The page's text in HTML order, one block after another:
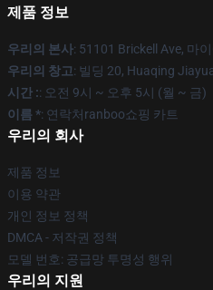
제품 정보
우리의 본사: 51101 Brickell Ave, 마
우리의 창고: 빌딩 20, Huaqing
시간 :: 오전 9시 ~ 오후 5시 (월 ~ 금)
이름 *: 연락처ranboo쇼핑 카트
우리의 회사
제품 정보
이용 약관
개인 정보 정책
DMCA - 저작권 정책
모델 번호: 공급망 투명성 행위
우리의 지원